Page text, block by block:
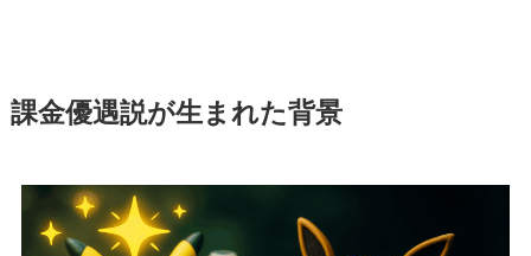
課金優遇説が生まれた背景